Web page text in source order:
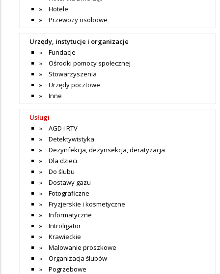
Hotele
Przewozy osobowe
Urzędy, instytucje i organizacje
Fundacje
Ośrodki pomocy społecznej
Stowarzyszenia
Urzędy pocztowe
Inne
Usługi
AGD i RTV
Detektywistyka
Dezynfekcja, dezynsekcja, deratyzacja
Dla dzieci
Do ślubu
Dostawy gazu
Fotograficzne
Fryzjerskie i kosmetyczne
Informatyczne
Introligator
Krawieckie
Malowanie proszkowe
Organizacja ślubów
Pogrzebowe